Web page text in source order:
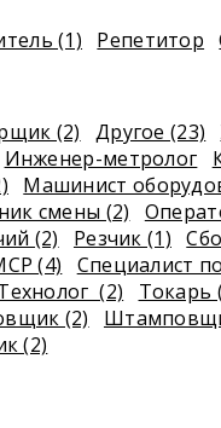
(1) Репетитор
(2) Другое (23)
Инженер-метролог
Машинист
смены (2)
(2) Резчик (1)
(4)
Специалист
(2) Токарь
(2)
(2)